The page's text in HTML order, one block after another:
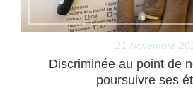
21 Novembre
Discriminée au point de
poursuivre ses